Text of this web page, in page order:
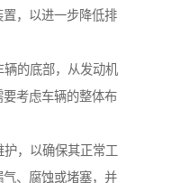
，以进一步降低排
的底部，从发动机
考虑车辆的整体布
，以确保其正常工
、腐蚀或堵塞，并